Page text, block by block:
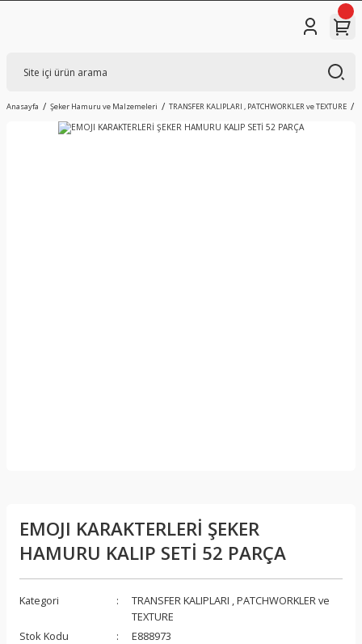
Anasayfa Şeker Hamuru ve Malzemeleri TRANSFER KALIPLARI , PATCHWORKLER ve TEXTURE
EMOJI KARAKTERLERİ ŞEKER
HAMURU KALIP SETİ 52 PARÇA
Kategori
TRANSFER KALIPLARI , PATCHWORKLER ve
TEXTURE
Stok Kodu
E888973